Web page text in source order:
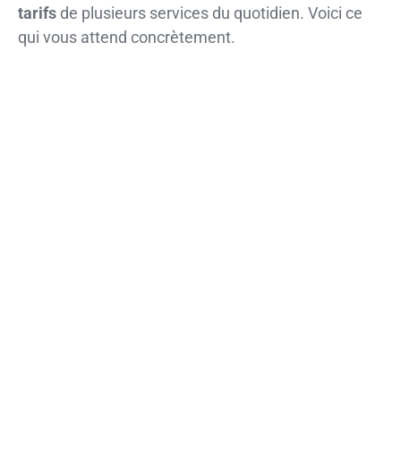
tarifs de plusieurs services du quotidien. Voici ce
qui vous attend concrètement.